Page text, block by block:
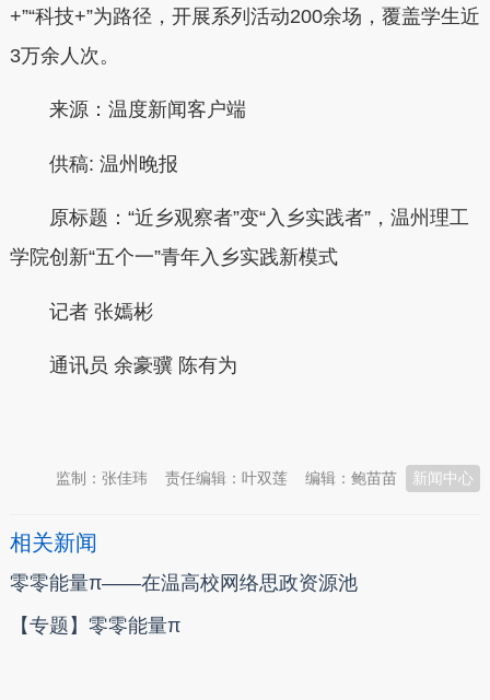
+”“科技+”为路径，开展系列活动200余场，覆盖学生近
3万余人次。
来源：温度新闻客户端
供稿: 温州晚报
原标题： “近乡观察者”变“入乡实践者”，温州理工
学院创新“五个一”青年入乡实践新模式
记者 张嫣彬
通讯员 余豪骥 陈有为
新闻中心
编辑：鲍苗苗
责任编辑：叶双莲
监制：张佳玮
相关新闻
零零能量π——在温高校网络思政资源池
【专题】零零能量π